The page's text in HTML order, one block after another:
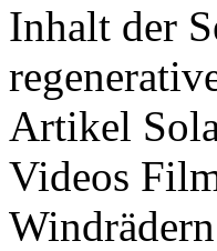
Inhalt der
Artikel
Videos
Windrädern